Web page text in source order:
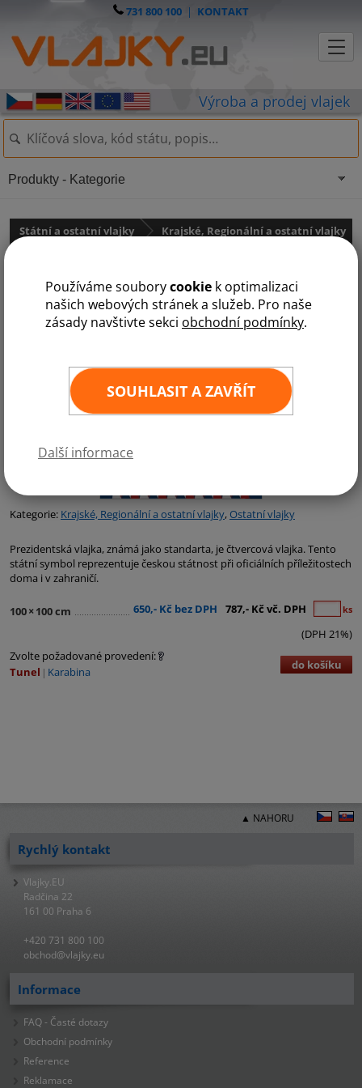
Používáme souborycookie k optimalizaci
našich webových stránek a služeb. Pro naše
zásady navštivte sekci obchodní podmínky.
SOUHLASIT A ZAVŘÍT
Další informace
731 800 100 | KONTAKT
Státní a ostatní vlajky
Krajské, Regionální a ostatní vlajky
Prezidentská vlajka (standarda)
Kategorie: Krajské, Regionální a ostatní vlajky,Ostatní vlajky
Prezidentská vlajka, známá jako standarta, je čtvercová vlajka. Tento
státní symbol reprezentuje českou státnost při oficiálních příležitostech
doma i v zahraničí.
100× 100 cm 650,- Kč bez DPH 787,- Kč vč. DPH ks
(DPH 21%)
Zvolte požadované provedení:
Tunel
Karabina do košíku
Produkty - Kategorie
▲ NAHORU
Rychlý kontakt
Vlajky.EU
Radčina 22
161 00 Praha 6
+420 731 800 100
obchod@vlajky.eu
Informace
FAQ - Časté dotazy
Obchodní podmínky
Reference
Reklamace